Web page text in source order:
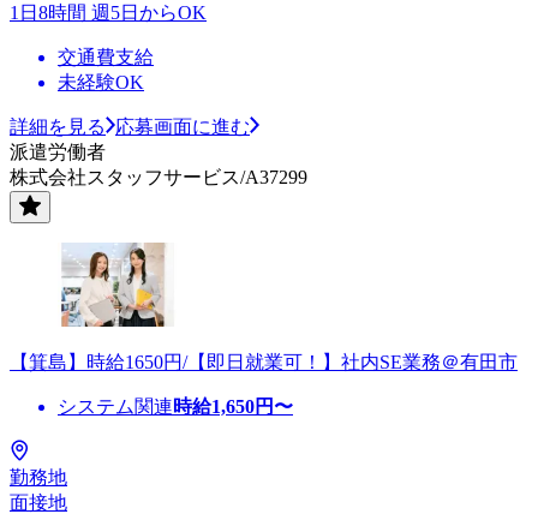
1日8時間 週5日からOK
交通費支給
未経験OK
詳細を見る
応募画面に進む
派遣労働者
株式会社スタッフサービス/A37299
【箕島】時給1650円/【即日就業可！】社内SE業務＠有田市
システム関連時給1,650円〜
勤務地
面接地